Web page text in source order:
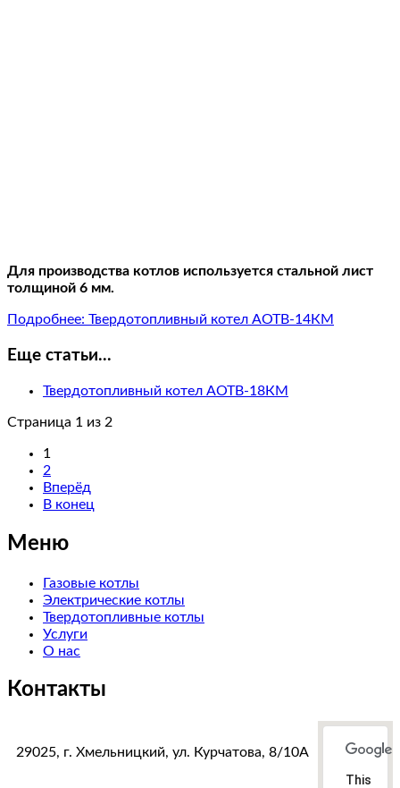
Для производства котлов используется стальной лист
толщиной 6 мм.
Подробнее: Твердотопливный котел АОТВ-14КM
Еще статьи...
Твердотопливный котел АОТВ-18КM
Страница 1 из 2
1
2
Вперёд
В конец
Меню
Газовые котлы
Электрические котлы
Твердотопливные котлы
Услуги
О нас
Контакты
29025, г. Хмельницкий, ул. Курчатова, 8/10А
This